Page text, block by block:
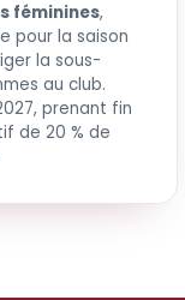
féminines,
pour la saison
la sous-
au club.
prenant fin
de 20 % de